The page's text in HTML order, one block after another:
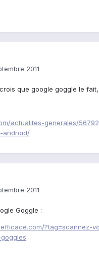
2011
que google goggle le
actualites-generales/
android/
2011
Goggle :
?tag=scannez-